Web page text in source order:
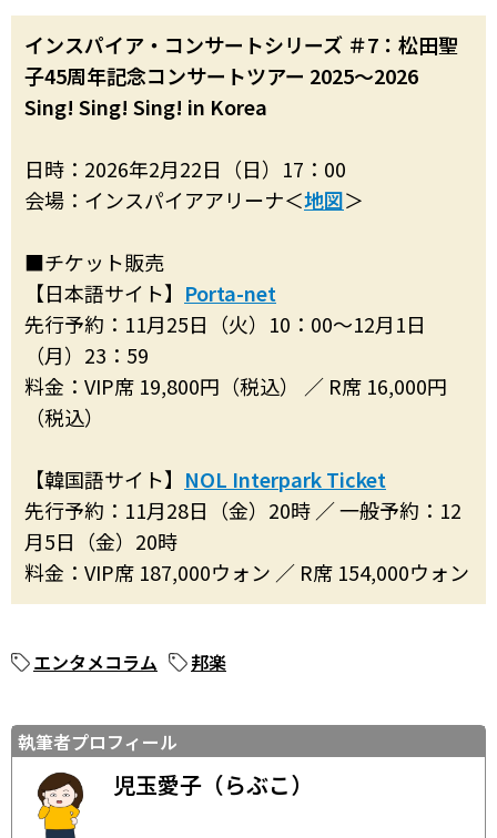
インスパイア・コンサートシリーズ ＃7：松田聖
子45周年記念コンサートツアー 2025～2026
Sing! Sing! Sing! in Korea
日時：2026年2月22日（日）17：00
会場：インスパイアアリーナ＜地図＞
■チケット販売
【日本語サイト】 Porta-net
先行予約：11月25日（火）10：00〜12月1日
（月）23：59
料金：VIP席 19,800円（税込） ／ R席 16,000円
（税込）
【韓国語サイト】 NOL Interpark Ticket
先行予約：11月28日（金）20時 ／ 一般予約：12
月5日（金）20時
料金：VIP席 187,000ウォン ／ R席 154,000ウォン
エンタメコラム 邦楽
執筆者プロフィール
児玉愛子（らぶこ）